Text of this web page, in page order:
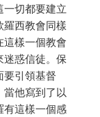
一切都要建立
羅西教會同樣
這樣一個教會
迷惑信徒。保
要引領基督
當他寫到了以
有這樣一個感